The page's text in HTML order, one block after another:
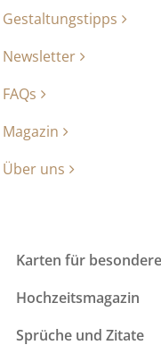
Gestaltungstipps
Newsletter
FAQs
Magazin
Über uns
Karten für
Hochzeitsmagazin
Sprüche und Zitate